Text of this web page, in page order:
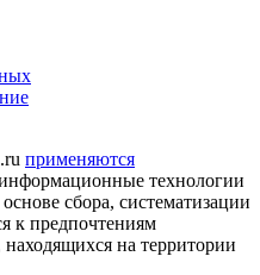
применяются
технологии
сбора, систематизации
к предпочтениям
находящихся на территории